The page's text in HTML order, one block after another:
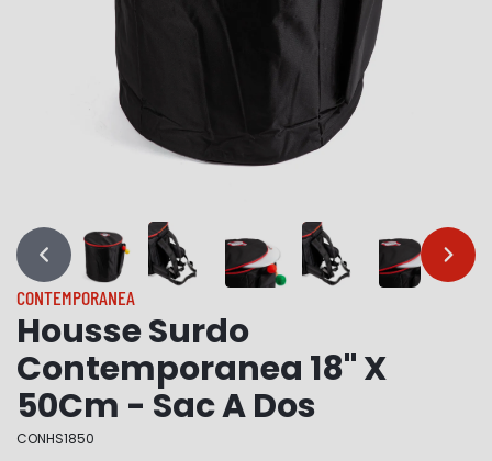
… …
CONTEMPORANEA
Housse Surdo
Contemporanea 18" X
50Cm - Sac A Dos
CONHS1850